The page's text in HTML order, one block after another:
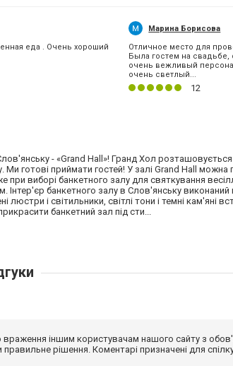
еда . Очень хороший
Марина Борисова
Отличное место для
Была гостем на свадьбе,
очень вежливый
очень светлый...
12
- «Grand Hall»! Гранд Хол
готові приймати гостей! У залі Grand Hall можна
виборі банкетного залу для святкування
Інтер'єр банкетного залу в Слов'янську виконаний
люстри і світильники, світлі тони і темні кам'яні
банкетний зал під сти...
враження іншим користувачам нашого сайту з
рішення. Коментарі призначені для